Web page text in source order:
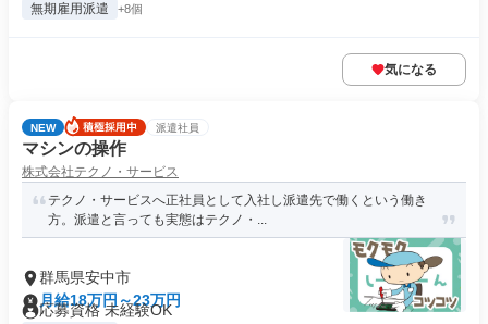
無期雇用派遣 +8個
気になる
NEW 派遣社員
マシンの操作
株式会社テクノ・サービス
テクノ・サービスへ正社員として入社し派遣先で働くという働き
方。派遣と言っても実態はテクノ・...
群馬県安中市
月給18万円～23万円
応募資格 未経験OK